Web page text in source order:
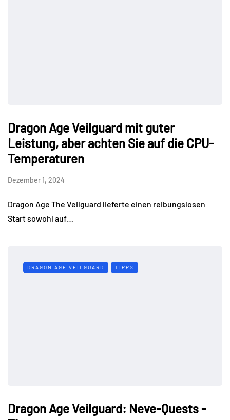
Dragon Age Veilguard mit guter
Leistung, aber achten Sie auf die CPU-
Temperaturen
Dezember 1, 2024
Dragon Age The Veilguard lieferte einen reibungslosen
Start sowohl auf…
DRAGON AGE VEILGUARD TIPPS
Dragon Age Veilguard: Neve-Quests -